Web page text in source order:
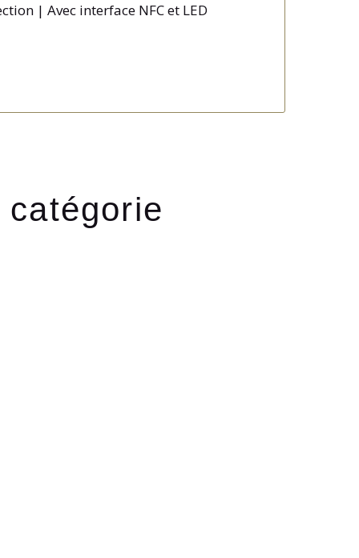
| Avec interface NFC et LED